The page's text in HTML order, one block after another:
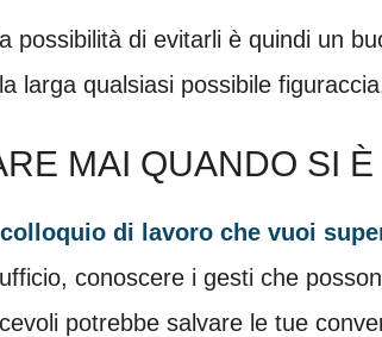
possibilità di evitarli è quindi un
larga qualsiasi possibile
MAI QUANDO SI
colloquio di lavoro che vuoi
conoscere i gesti che
potrebbe salvare le tue